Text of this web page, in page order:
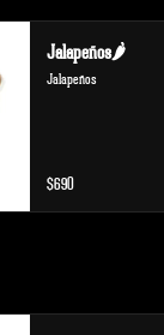
Jalapeños🌶️
Jalapeños
$690